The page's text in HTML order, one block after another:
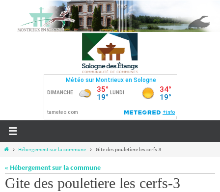
contenu
HomeHébergement sur la commune Gite des pouletiere les cerfs-3
« Hébergement sur la commune
Gite des pouletiere les cerfs-3